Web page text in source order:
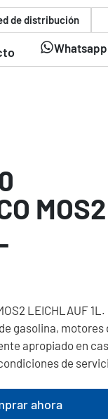
de distribución
Whatsapp
MOS2
LEICHLAUF
gasolina, motores
apropiado en
de
ahora